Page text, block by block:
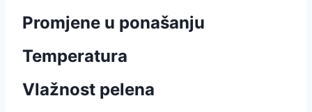
Promjene u ponašanju
Temperatura
Vlažnost pelena